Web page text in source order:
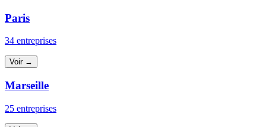
Paris
34 entreprises
Voir →
Marseille
25 entreprises